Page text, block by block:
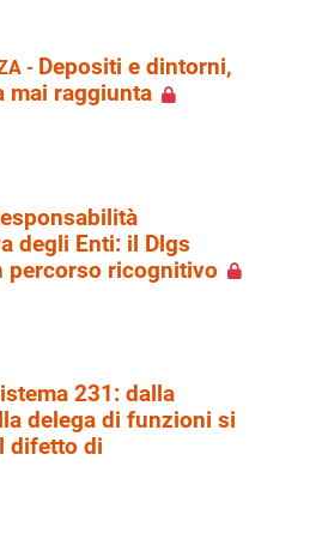
- Depositi e dintorni,
mai raggiunta
degli Enti: il Dlgs
percorso ricognitivo
231: dalla
delega di funzioni si
difetto di